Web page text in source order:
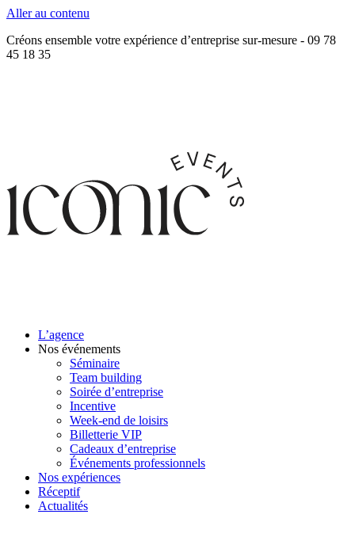
Aller au contenu
Créons ensemble votre expérience d’entreprise sur-mesure - 09 78
45 18 35
L’agence
Nos événements
Séminaire
Team building
Soirée d’entreprise
Incentive
Week-end de loisirs
Billetterie VIP
Cadeaux d’entreprise
Événements professionnels
Nos expériences
Réceptif
Actualités